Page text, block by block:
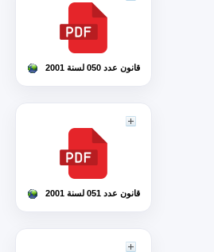
قانون عدد 050 لسنة 2001
قانون عدد 051 لسنة 2001